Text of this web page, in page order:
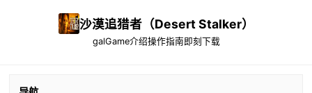
沙漠追猎者（Desert Stalker）
galGame介绍操作指南 即刻下载